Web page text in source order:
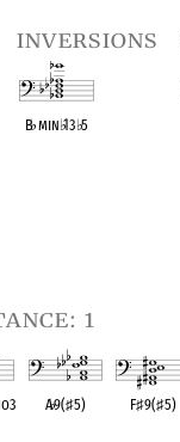
inversions
B♭min♭13♭5
1
A♭9(♯5) F♯9(♯5)